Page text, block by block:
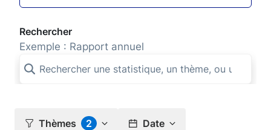
Rechercher
Exemple : Rapport annuel
Thèmes 2 Date